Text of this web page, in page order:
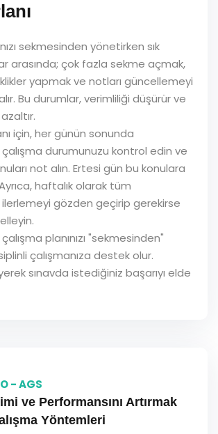
sekmesinden yönetirken sık
arasında; çok fazla sekme açmak,
yapmak ve notları güncellemeyi
Bu durumlar, verimliliği düşürür ve
için, her günün sonunda
durumunuzu kontrol edin ve
not alın. Ertesi gün bu konulara
haftalık olarak tüm
gözden geçirip gerekirse
planınızı "sekmesinden"
çalışmanıza destek olur.
sınavda istediğiniz başarıyı elde
- AGS
ve Performansını Artırmak
Yöntemleri